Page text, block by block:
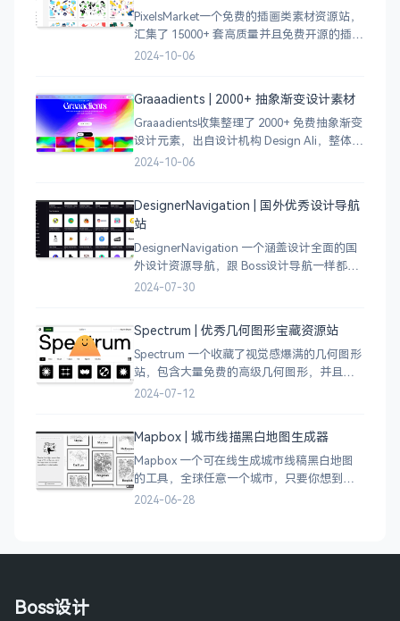
PixelsMarket一个免费的插画类素材资源站，
汇集了 15000+ 套高质量并且免费开源的插图
插画和图标资源。
2024-10-06
Graaadients | 2000+ 抽象渐变设计素材
Graaadients收集整理了 2000+ 免费抽象渐变
设计元素，出自设计机构 Design Ali，整体渐
变色比较鲜艳，更像是 AI 生成的元素，需要
2024-10-06
DesignerNavigation | 国外优秀设计导航
站
DesignerNavigation 一个涵盖设计全面的国
外设计资源导航，跟 Boss设计导航一样都是
分门别类的划分设计灵感、资讯、UI 资源、
2024-07-30
Spectrum | 优秀几何图形宝藏资源站
Spectrum 一个收藏了视觉感爆满的几何图形
站，包含大量免费的高级几何图形，并且每
周都会更新 100 个几何图案，不断的完善能
2024-07-12
Mapbox | 城市线描黑白地图生成器
Mapbox 一个可在线生成城市线稿黑白地图
的工具，全球任意一个城市，只要你想到的
城市，直接搜索城市名称，自动生成该城市
2024-06-28
Boss设计